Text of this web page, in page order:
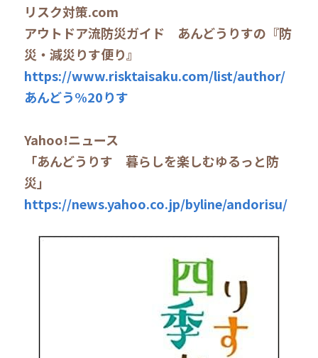
リスク対策.com
アウトドア流防災ガイド　あんどうりすの『防
災・減災りす便り』
https://www.risktaisaku.com/list/author/
あんどう%20りす
Yahoo!ニュース
「あんどうりす　暮らしを楽しむゆるっと防
災」
https://news.yahoo.co.jp/byline/andorisu/